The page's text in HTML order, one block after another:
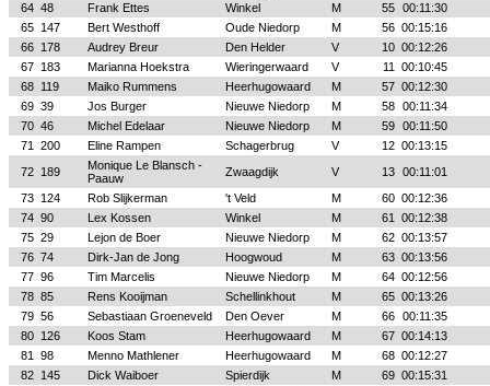
64 48 Frank Ettes Winkel M 55 00:11:30
65 147 Bert Westhoff Oude Niedorp M 56 00:15:16
66 178 Audrey Breur Den Helder V 10 00:12:26
67 183 Marianna Hoekstra Wieringerwaard V 11
00:10:45
68 119 Maiko Rummens Heerhugowaard M 57 00:12:30
69 39 Jos Burger Nieuwe Niedorp M 58 00:11:34
70 46 Michel Edelaar Nieuwe Niedorp M 59 00:11:50
71
200 Eline Rampen Schagerbrug V 12 00:13:15
72 189
Monique Le Blansch -
Paauw
Zwaagdijk V 13 00:11:01
73 124 Rob Slijkerman 't Veld M 60 00:12:36
74 90 Lex Kossen Winkel M 61
00:12:38
75 29 Lejon de Boer Nieuwe Niedorp M 62 00:13:57
76 74 Dirk-Jan de Jong Hoogwoud M 63 00:13:56
77 96 Tim Marcelis Nieuwe Niedorp M 64 00:12:56
78 85 Rens Kooijman Schellinkhout M 65 00:13:26
79 56 Sebastiaan Groeneveld Den Oever M 66 00:11:35
80 126 Koos Stam Heerhugowaard M 67 00:14:13
81
98 Menno Mathlener Heerhugowaard M 68 00:12:27
82 145 Dick Waiboer Spierdijk M 69 00:15:31